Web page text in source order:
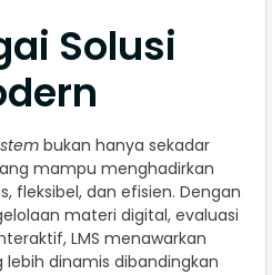
Solusi
bukan hanya sekadar
mampu menghadirkan
fleksibel, dan efisien. Dengan
materi digital, evaluasi
LMS menawarkan
dinamis dibandingkan